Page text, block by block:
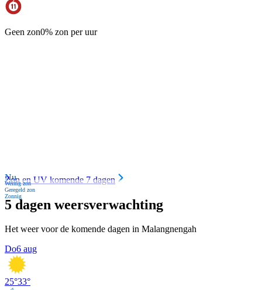
Geen zon0% zon per uur
Nu
Weinig zon
Geregeld zon
Zonnig
Zon en UV komende 7 dagen
5 dagen weersverwachting
Het weer voor de komende dagen in Malangnengah
Do6 aug
25°33°